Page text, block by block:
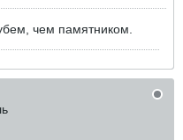
чем памятником.